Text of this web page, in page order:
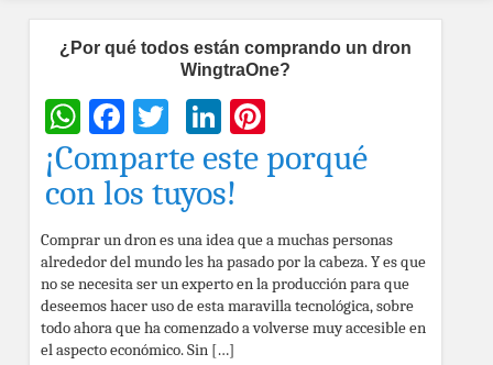
¿Por qué todos están comprando un dron
WingtraOne?
WhatsApp
Facebook
TwitterLinkedIn
¡Comparte este porqué
con los tuyos!
Comprar un dron es una idea que a muchas personas
alrededor del mundo les ha pasado por la cabeza. Y es que
no se necesita ser un experto en la producción para que
deseemos hacer uso de esta maravilla tecnológica, sobre
todo ahora que ha comenzado a volverse muy accesible en
el aspecto económico. Sin […]